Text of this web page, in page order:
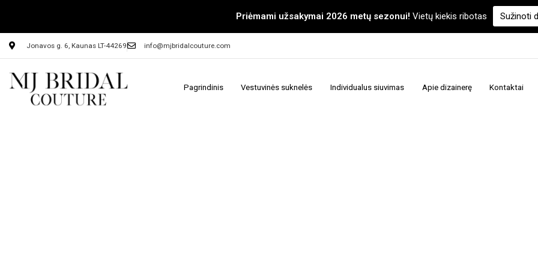
Jonavos g. 6, Kaunas LT-44269 info@mjbridalcouture.com
Pagrindinis Vestuvinės suknelės Individualus siuvimas Apie dizainerę Kontaktai
Priėmami užsakymai 2026 metų sezonui! Vietų kiekis ribotas Sužinoti